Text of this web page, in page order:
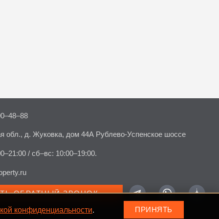
обл., д. Жуковка, дом 44А Рублево-Успенское шоссе
/ сб–вс: 10:00–19:00.
ОБРАТНЫЙ ЗВОНОК
конфиденциальности ПРИНЯТЬ